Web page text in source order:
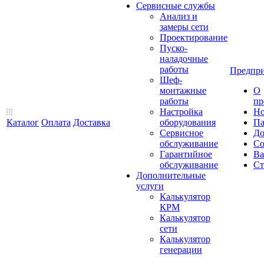
Каталог Оплата Доставка
Сервисные службы
Анализ и
замеры сети
Проектирование
Пуско-
наладочные
работы
Шеф-
монтажные
работы
Настройка
оборудования
Сервисное
обслуживание
Гарантийное
обслуживание
Дополнительные
услуги
Калькулятор
КРМ
Калькулятор
сети
Калькулятор
генерации
О